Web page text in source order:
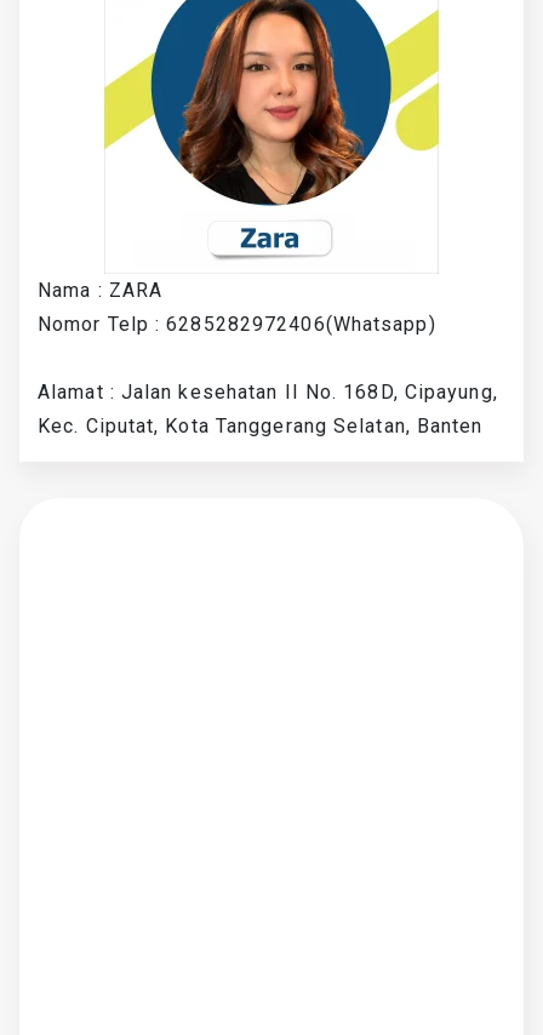
Nama : ZARA
Nomor Telp : 6285282972406(Whatsapp)
Alamat : Jalan kesehatan II No. 168D, Cipayung,
Kec. Ciputat, Kota Tanggerang Selatan, Banten